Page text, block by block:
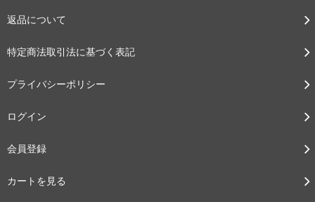
返品について
特定商法取引法に基づく表記
プライバシーポリシー
ログイン
会員登録
カートを見る